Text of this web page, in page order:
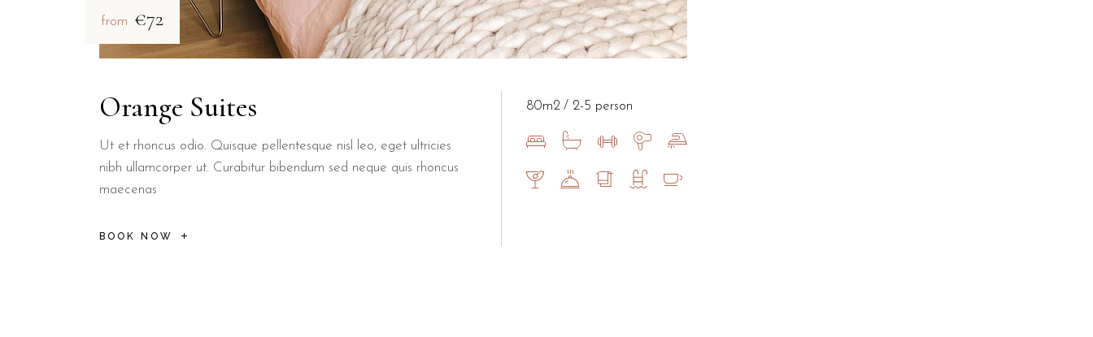
from €72
Orange Suites
Ut et rhoncus odio. Quisque pellentesque nisl leo, eget ultricies
nibh ullamcorper ut. Curabitur bibendum sed neque quis rhoncus
maecenas
BOOK NOW
80m2 2-5 person